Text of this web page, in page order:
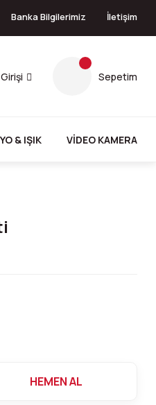
Banka Bilgilerimiz İletişim
Sepetim
& IŞIK VİDEO KAMERA
HEMEN AL